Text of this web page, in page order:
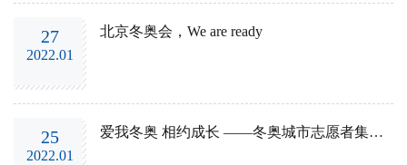
27
2022.01
北京冬奥会，We are ready
25
2022.01
爱我冬奥 相约成长 ——冬奥城市志愿者集体生日会